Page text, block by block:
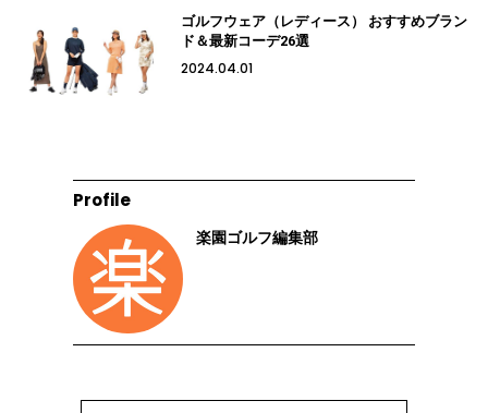
ゴルフウェア（レディース） おすすめブラン
ド＆最新コーデ26選
2024.04.01
Profile
楽園ゴルフ編集部